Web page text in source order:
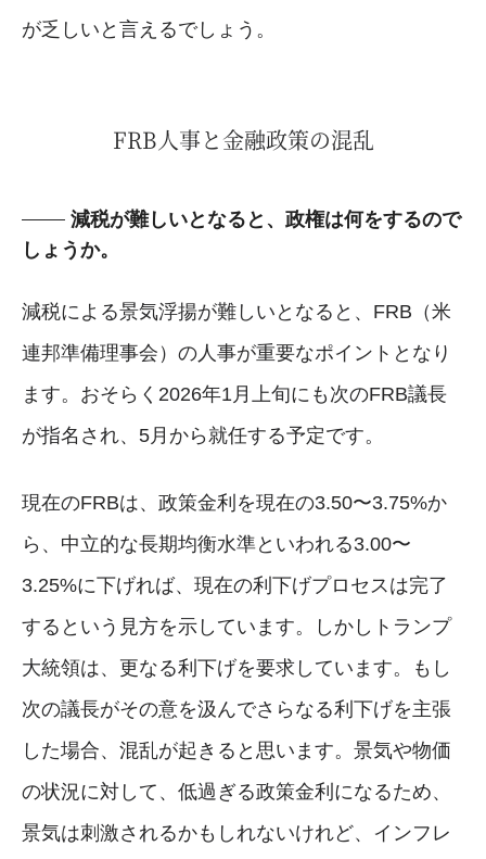
が乏しいと言えるでしょう。
FRB人事と金融政策の混乱
減税が難しいとなると、政権は何をするので
しょうか。
減税による景気浮揚が難しいとなると、FRB（米
連邦準備理事会）の人事が重要なポイントとなり
ます。おそらく2026年1月上旬にも次のFRB議長
が指名され、5月から就任する予定です。
現在のFRBは、政策金利を現在の3.50〜3.75%か
ら、中立的な長期均衡水準といわれる3.00〜
3.25%に下げれば、現在の利下げプロセスは完了
するという見方を示しています。しかしトランプ
大統領は、更なる利下げを要求しています。もし
次の議長がその意を汲んでさらなる利下げを主張
した場合、混乱が起きると思います。景気や物価
の状況に対して、低過ぎる政策金利になるため、
景気は刺激されるかもしれないけれど、インフレ